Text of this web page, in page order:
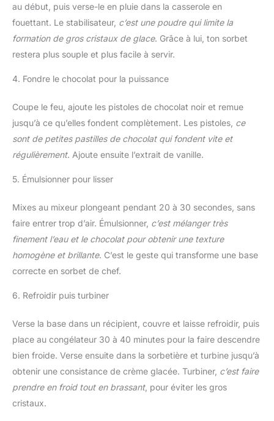
au début, puis verse-le en pluie dans la casserole en
fouettant. Le stabilisateur, c’est une poudre qui limite la
formation de gros cristaux de glace. Grâce à lui, ton sorbet
restera plus souple et plus facile à servir.
4. Fondre le chocolat pour la puissance
Coupe le feu, ajoute les pistoles de chocolat noir et remue
jusqu’à ce qu’elles fondent complètement. Les pistoles, ce
sont de petites pastilles de chocolat qui fondent vite et
régulièrement. Ajoute ensuite l’extrait de vanille.
5. Émulsionner pour lisser
Mixes au mixeur plongeant pendant 20 à 30 secondes, sans
faire entrer trop d’air. Émulsionner, c’est mélanger très
finement l’eau et le chocolat pour obtenir une texture
homogène et brillante. C’est le geste qui transforme une base
correcte en sorbet de chef.
6. Refroidir puis turbiner
Verse la base dans un récipient, couvre et laisse refroidir, puis
place au congélateur 30 à 40 minutes pour la faire descendre
bien froide. Verse ensuite dans la sorbetière et turbine jusqu’à
obtenir une consistance de crème glacée. Turbiner, c’est faire
prendre en froid tout en brassant, pour éviter les gros
cristaux.